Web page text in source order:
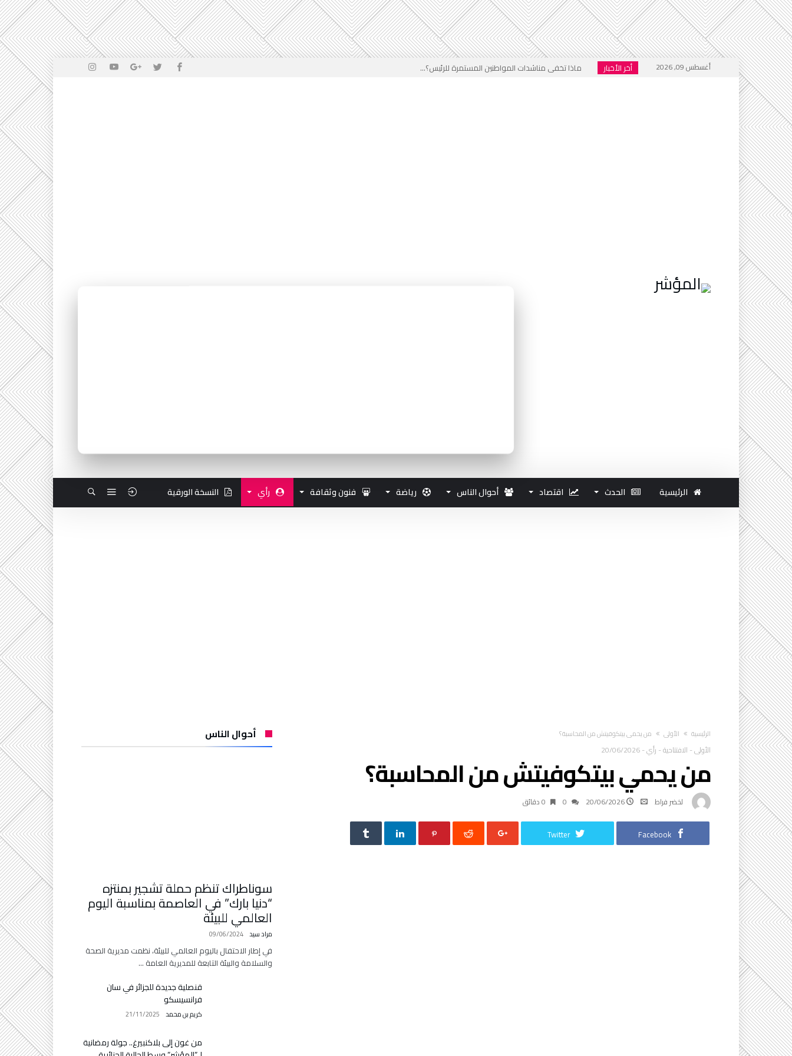
أغسطس 09, 2026 أخر الأخبار
ماذا تخفي مناشدات المواطنين المستمرة للرئيس؟...
الرئيسية الحدث اقتصاد أحوال الناس رياضة فنون وثقافة رأي النسخة الورقية
‫الرئيسية‬ الأولى من يحمي بيتكوفيتش من المحاسبة؟
الأولى- الافتتاحية- رأي-
20/06/2026
من يحمي بيتكوفيتش من المحاسبة؟
لخضر فراط 20/06/2026 0 ‫دقائق‬
Facebook
Twitter
أحوال الناس
سوناطراك تنظم حملة تشجير بمنتزه
“دنيا بارك” في العاصمة بمناسبة اليوم
العالمي للبيئة
مراد سيد 09/06/2024
في إطار الاحتفال باليوم العالمي للبيئة، نظمت مديرية الصحة
والسلامة والبيئة التابعة للمديرية العامة …
قنصلية جديدة للجزائر في سان
فرانسيسكو
كريم بن محمد 21/11/2025
من غون إلى بلاكنبيرغ.. جولة رمضانية